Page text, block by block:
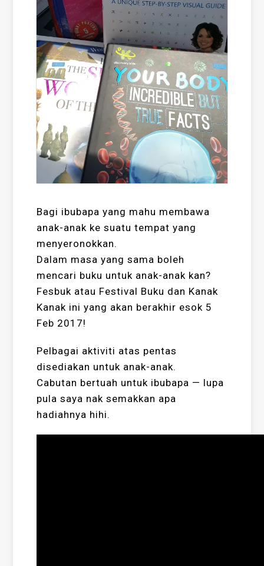
Bagi ibubapa yang mahu membawa
anak-anak ke suatu tempat yang
menyeronokkan.
Dalam masa yang sama boleh
mencari buku untuk anak-anak kan?
Fesbuk atau Festival Buku dan Kanak
Kanak ini yang akan berakhir esok 5
Feb 2017!
Pelbagai aktiviti atas pentas
disediakan untuk anak-anak.
Cabutan bertuah untuk ibubapa — lupa
pula saya nak semakkan apa
hadiahnya hihi.